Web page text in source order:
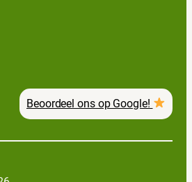
Beoordeel ons op Google!